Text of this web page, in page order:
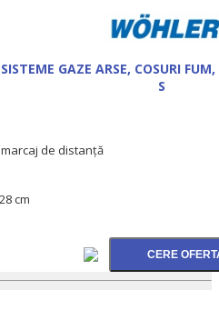
GAZE ARSE, COSURI
S
marcaj de distanță
cm